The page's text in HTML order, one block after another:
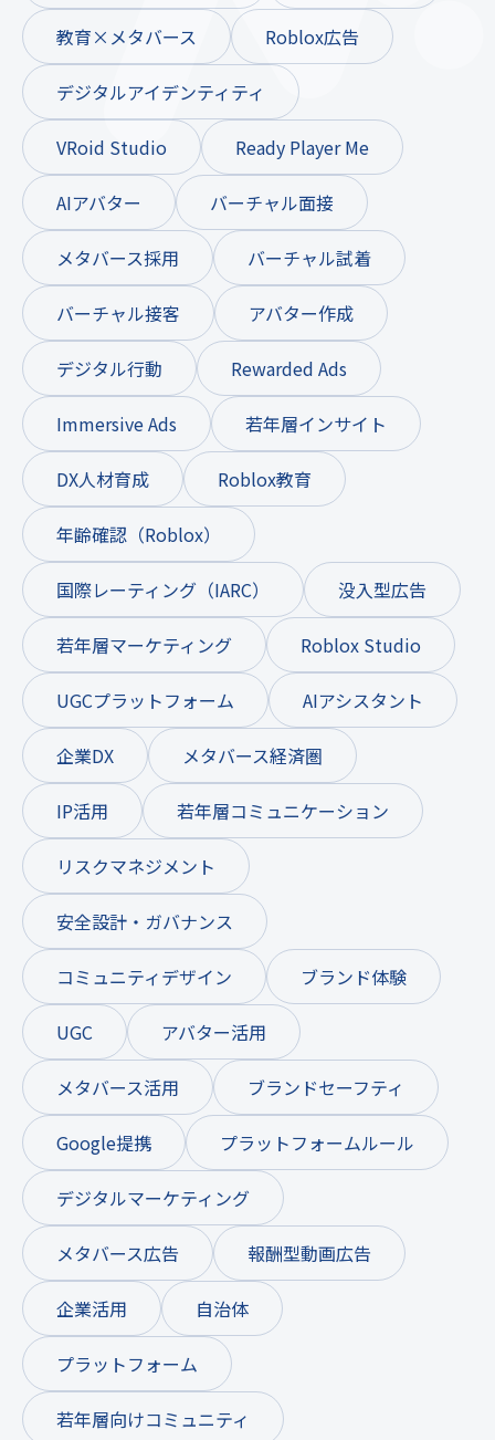
教育×メタバース Roblox広告
デジタルアイデンティティ
VRoid Studio Ready Player Me
AIアバター バーチャル面接
メタバース採用 バーチャル試着
バーチャル接客 アバター作成
デジタル行動 Rewarded Ads
Immersive Ads 若年層インサイト
DX人材育成 Roblox教育
年齢確認（Roblox）
国際レーティング（IARC） 没入型広告
若年層マーケティング Roblox Studio
UGCプラットフォーム AIアシスタント
企業DX メタバース経済圏
IP活用 若年層コミュニケーション
リスクマネジメント
安全設計・ガバナンス
コミュニティデザイン ブランド体験
UGC アバター活用
メタバース活用 ブランドセーフティ
Google提携 プラットフォームルール
デジタルマーケティング
メタバース広告 報酬型動画広告
企業活用 自治体
プラットフォーム
若年層向けコミュニティ